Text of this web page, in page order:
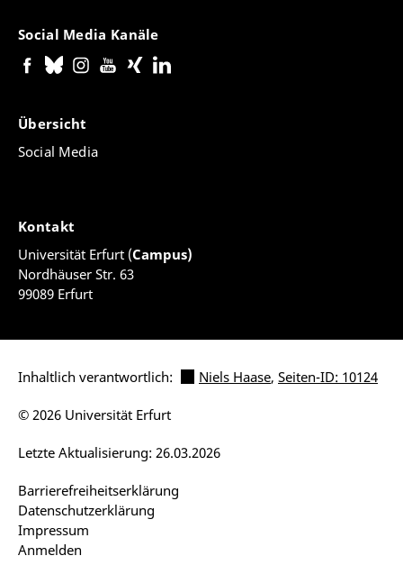
Social Media Kanäle
Übersicht
Social Media
Kontakt
Universität Erfurt (Campus)
Nordhäuser Str. 63
99089 Erfurt
Inhaltlich verantwortlich: Niels Haase, Seiten-ID: 10124
Barrierefreiheitserklärung
Datenschutzerklärung
Impressum
Anmelden
Letzte Aktualisierung: 26.03.2026
© 2026 Universität Erfurt